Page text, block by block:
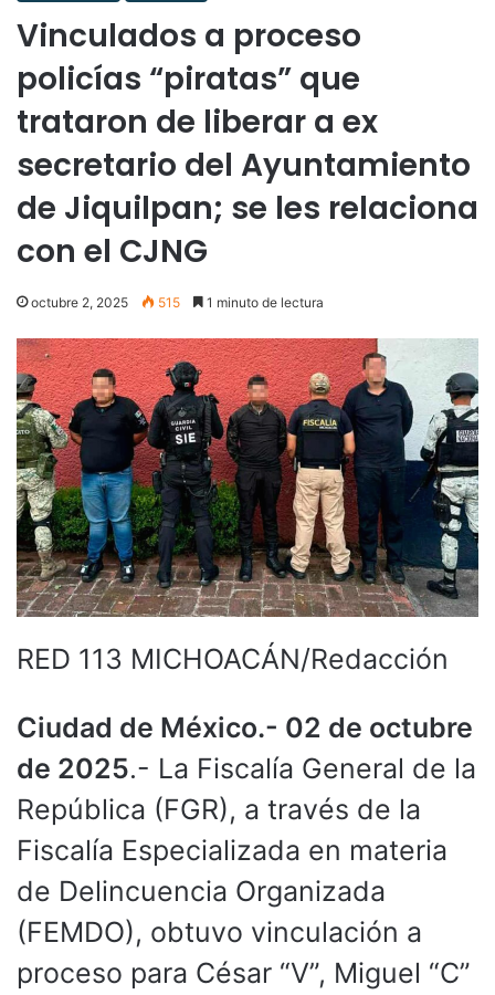
Vinculados a proceso
policías “piratas” que
trataron de liberar a ex
secretario del Ayuntamiento
de Jiquilpan; se les relaciona
con el CJNG
octubre 2, 2025 515 1 minuto de lectura
RED 113 MICHOACÁN/Redacción
Ciudad de México.- 02 de octubre
de 2025.- La Fiscalía General de la
República (FGR), a través de la
Fiscalía Especializada en materia
de Delincuencia Organizada
(FEMDO), obtuvo vinculación a
proceso para César “V”, Miguel “C”